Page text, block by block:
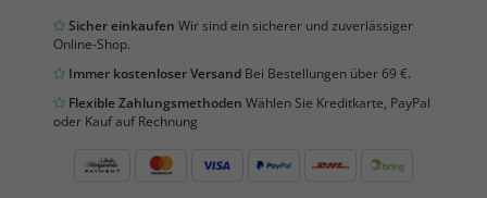
Sicher einkaufen Wir sind ein sicherer und zuverlässiger
Online-Shop.
Immer kostenloser Versand Bei Bestellungen über 69 €.
Flexible Zahlungsmethoden Wählen Sie Kreditkarte, PayPal
oder Kauf auf Rechnung